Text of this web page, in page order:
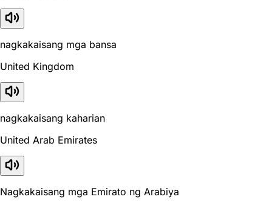
nagkakaisang mga bansa
United Kingdom
nagkakaisang kaharian
United Arab Emirates
Nagkakaisang mga Emirato ng Arabiya